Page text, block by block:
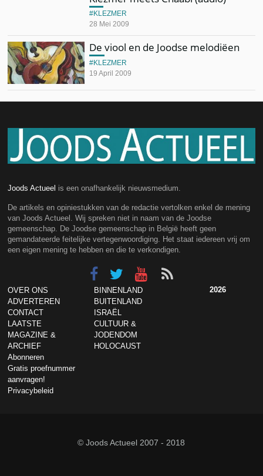
28 Mei 2009
KLEZMER
De viool en de Joodse melodiëen
19 April 2009
KLEZMER
Joods Actueel is een onafhankelijk nieuwsmedium.
De artikels en opiniestukken van de redactie vertolken enkel de mening
van Joods Actueel. Wij spreken niet in naam van de Joodse
gemeenschap. De Joodse gemeenschap in België heeft geen
gemandateerde feitelijke vertegenwoordiging. Het staat iedereen vrij om
een eigen mening te hebben en die te verkondigen.
OVER ONS
ADVERTEREN
CONTACT
LAATSTE
MAGAZINE &
ARCHIEF
Abonneren
Gratis proefnummer
aanvragen!
Privacybeleid
BINNENLAND
BUITENLAND
ISRAËL
CULTUUR &
JODENDOM
HOLOCAUST
2026
© Joods Actueel 2007 - 2018